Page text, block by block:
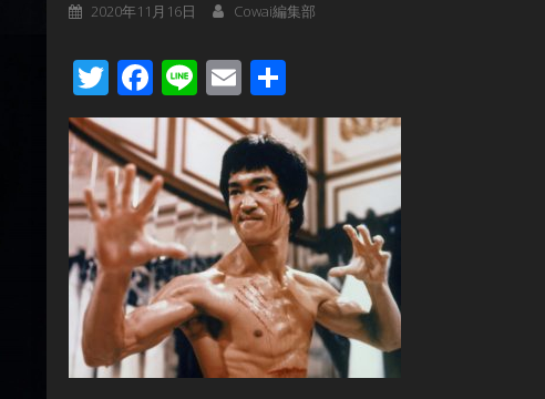
2020年11月16日 Cowai編集部
Twitter
Facebook
LineEmail
有